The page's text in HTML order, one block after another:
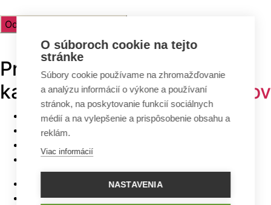
Prehľadávajte vTOP
kategóriách -projekty domov
Bungalovy
Poschodové domy
Domy na úzky pozemok
Najlacnejšie domy z ponuky
5 izbové bungalovy
O súboroch cookie na tejto
stránke
Súbory cookie používame na zhromažďovanie
a analýzu informácií o výkone a používaní
stránok, na poskytovanie funkcií sociálnych
médií a na vylepšenie a prispôsobenie obsahu a
reklám.
Viac informácií
NASTAVENIA